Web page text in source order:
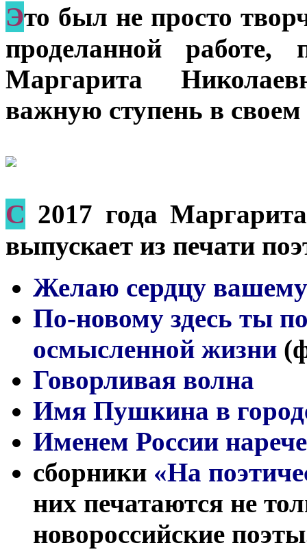
Это был не просто
проделанной работе,
Маргарита
важную ступень в своем
C 2017 года
выпускает из печати
Желаю сердцу вашему
По-новому здесь ты
осмысленной жизни
Говорливая волна
Имя Пушкина в
Именем России
сборники «На
них печатаются не
новороссийские